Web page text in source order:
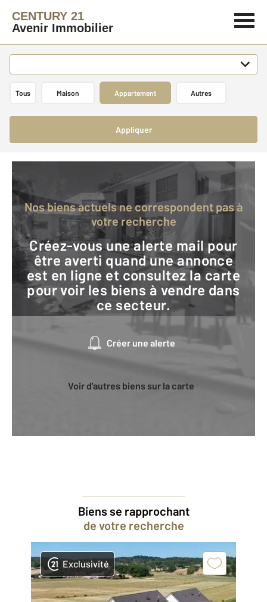
CENTURY 21
Avenir Immobilier
Tous Maison Appartement Autres
Appliquer
Nos biens actuels ne correspondent pas à
votre recherche
Créez-vous une alerte mail pour
être averti quand une annonce
est en ligne et consultez la carte
pour voir les biens à vendre dans
ce secteur.
Créer une alerte
Voir d'autres biens sur la carte
Biens se rapprochant
de votre recherche
Exclusivité